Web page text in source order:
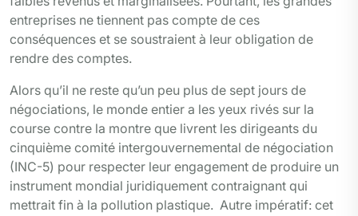
entreprises ne tiennent pas compte de ces
conséquences et se soustraient à leur obligation de
rendre des comptes.
Alors qu’il ne reste qu’un peu plus de sept jours de
négociations, le monde entier a les yeux rivés sur la
course contre la montre que livrent les dirigeants du
cinquième comité intergouvernemental de négociation
(INC-5) pour respecter leur engagement de produire un
instrument mondial juridiquement contraignant qui
mettrait fin à la pollution plastique. Autre impératif: cet